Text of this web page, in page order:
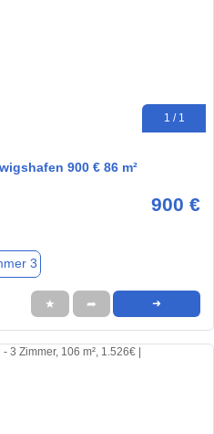
1 / 1
900 € 86 m²
900 €
3
★ ➦ ➜